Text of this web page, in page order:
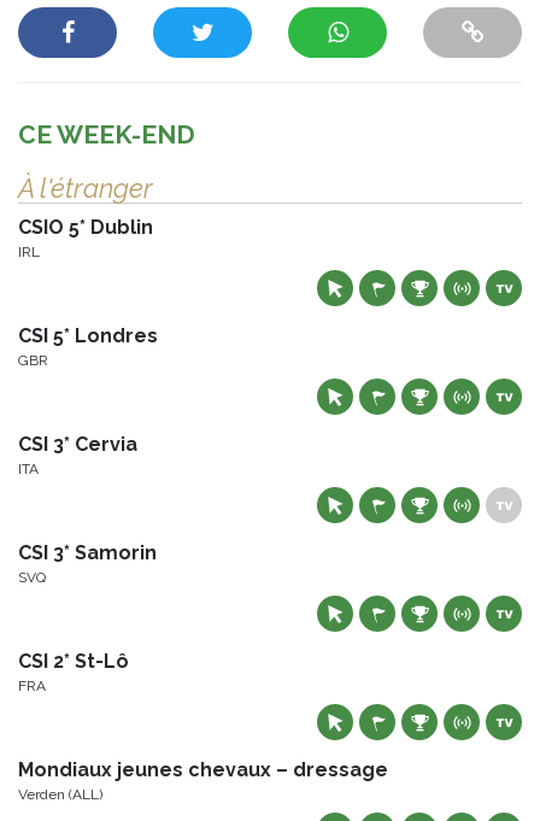
CE WEEK-END
À l'étranger
CSIO 5* Dublin
IRL
CSI 5* Londres
GBR
CSI 3* Cervia
ITA
CSI 3* Samorin
SVQ
CSI 2* St-Lô
FRA
Mondiaux jeunes chevaux – dressage
Verden (ALL)